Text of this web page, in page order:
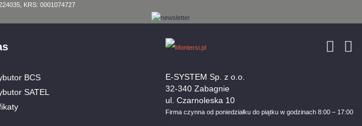
KRS: 0001074727
Firma czynna od poniedziałku do piątku w godzinach 8:00 – 17:00
E-SYSTEM Sp. z o.o.
32-340 Zabagnie
ul. Czarnoleska 10
BCS
SATEL